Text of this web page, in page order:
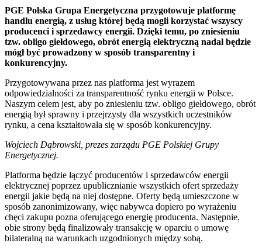
PGE Polska Grupa Energetyczna przygotowuje platformę
handlu energią, z usług której będą mogli korzystać wszyscy
producenci i sprzedawcy energii. Dzięki temu, po zniesieniu
tzw. obligo giełdowego, obrót energią elektryczną nadal będzie
mógł być prowadzony w sposób transparentny i
konkurencyjny.
Przygotowywana przez nas platforma jest wyrazem
odpowiedzialności za transparentność rynku energii w Polsce.
Naszym celem jest, aby po zniesieniu tzw. obligo giełdowego, obrót
energią był sprawny i przejrzysty dla wszystkich uczestników
rynku, a cena kształtowała się w sposób konkurencyjny.
Wojciech Dąbrowski, prezes zarządu PGE Polskiej Grupy
Energetycznej.
Platforma będzie łączyć producentów i sprzedawców energii
elektrycznej poprzez upublicznianie wszystkich ofert sprzedaży
energii jakie będą na niej dostępne. Oferty będą umieszczone w
sposób zanonimizowany, więc nabywca dopiero po wyrażeniu
chęci zakupu pozna oferującego energię producenta. Następnie,
obie strony będą finalizowały transakcję w oparciu o umowę
bilateralną na warunkach uzgodnionych między sobą.